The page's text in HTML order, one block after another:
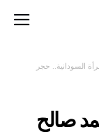
السودانية.. حجر
صالح